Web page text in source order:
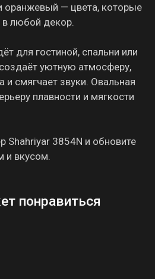
оранжевый — цвета, которые
в любой декор.
для гостиной, спальни или
уютную атмосферу,
и смягчает звуки. Овальная
плавности и мягкости
Shahriyar 3854N и обновите
и вкусом.
понравиться